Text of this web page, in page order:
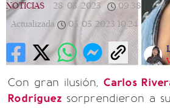
NOTICIAS 28/03/2023 09:38
Actualizada
05/05/2023 10:24
Con gran ilusión, Carlos
Rodríguez sorprendieron a